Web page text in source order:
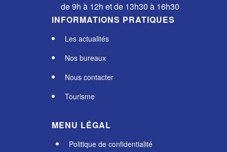
de 9h à 12h et de 13h30 à 16h30
INFORMATIONS PRATIQUES
Les actualités
Nos bureaux
Nous contacter
Tourisme
MENU LÉGAL
Politique de confidentialité